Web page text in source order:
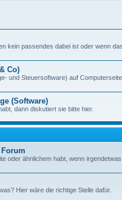
kein passendes dabei ist oder wenn
Co)
und Steuersoftware) auf
(Software)
dann diskutiert sie bitte hier.
oder ähnlichem habt, wenn
Hier wäre die richtige Stelle dafür.